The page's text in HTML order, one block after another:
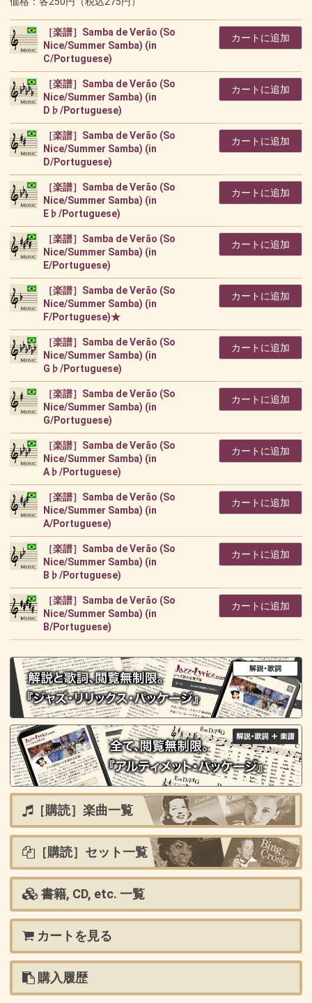
［楽譜］Samba de Verão (So
Nice/Summer Samba) (in
C/Portuguese)
カートに追加
［楽譜］Samba de Verão (So
Nice/Summer Samba) (in
D♭/Portuguese)
カートに追加
［楽譜］Samba de Verão (So
Nice/Summer Samba) (in
D/Portuguese)
カートに追加
［楽譜］Samba de Verão (So
Nice/Summer Samba) (in
E♭/Portuguese)
カートに追加
［楽譜］Samba de Verão (So
Nice/Summer Samba) (in
E/Portuguese)
カートに追加
［楽譜］Samba de Verão (So
Nice/Summer Samba) (in
F/Portuguese)★
カートに追加
［楽譜］Samba de Verão (So
Nice/Summer Samba) (in
G♭/Portuguese)
カートに追加
［楽譜］Samba de Verão (So
Nice/Summer Samba) (in
G/Portuguese)
カートに追加
［楽譜］Samba de Verão (So
Nice/Summer Samba) (in
A♭/Portuguese)
カートに追加
［楽譜］Samba de Verão (So
Nice/Summer Samba) (in
A/Portuguese)
カートに追加
［楽譜］Samba de Verão (So
Nice/Summer Samba) (in
B♭/Portuguese)
カートに追加
［楽譜］Samba de Verão (So
Nice/Summer Samba) (in
B/Portuguese)
カートに追加
［購読］楽曲一覧
［購読］セット一覧
書籍, CD, etc. 一覧
カートを見る
購入履歴